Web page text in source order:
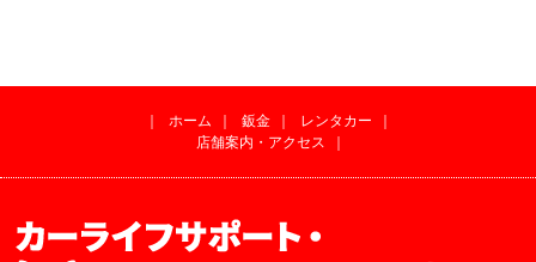
ホーム 鈑金 レンタカー
店舗案内・アクセス